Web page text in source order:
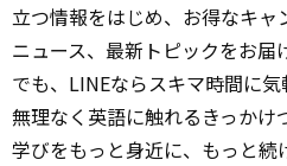
立つ情報をはじめ、お得なキ
ニュース、最新トピックをお届
でも、LINEならスキマ時間に気
無理なく英語に触れるきっかけ
学びをもっと身近に、もっと